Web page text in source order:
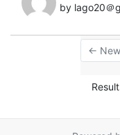
by lago20＠
←